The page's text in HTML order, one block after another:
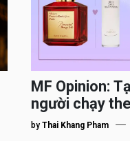
MF Opinion:
người chạy
Dupe”?
by Thai Khang Pham